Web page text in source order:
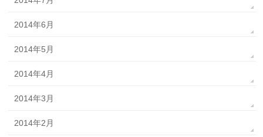
2014年6月
2014年5月
2014年4月
2014年3月
2014年2月